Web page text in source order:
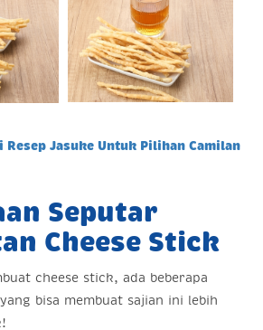
Resep Jasuke Untuk Pilihan Camilan
Seputar
Cheese Stick
cheese stick, ada beberapa
bisa membuat sajian ini lebih